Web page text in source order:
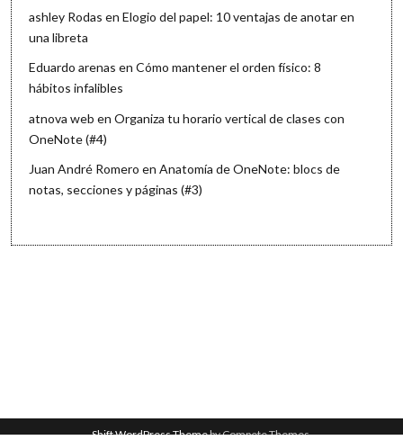
ashley Rodas enElogio del papel: 10 ventajas de anotar en
una libreta
Eduardo arenas enCómo mantener el orden físico: 8
hábitos infalibles
atnova web enOrganiza tu horario vertical de clases con
OneNote (#4)
Juan André Romero enAnatomía de OneNote: blocs de
notas, secciones y páginas (#3)
Shift WordPress Themeby Compete Themes.